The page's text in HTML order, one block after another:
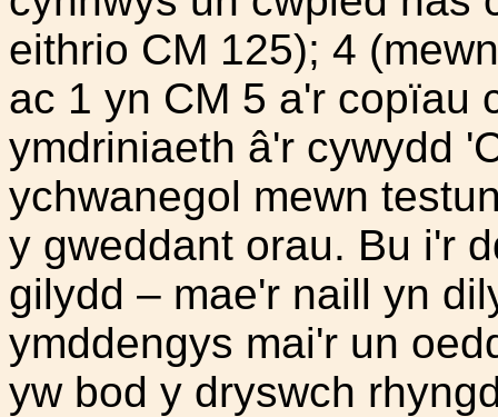
eithrio CM 125); 4
ac 1 yn CM 5 a'r copïau
ymdriniaeth â'r cywydd
ychwanegol mewn
y gweddant orau. Bu i'r
gilydd – mae'r naill yn
ymddengys mai'r un
yw bod y dryswch